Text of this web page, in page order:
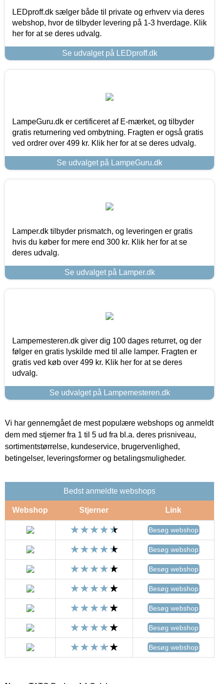
LEDproff.dk sælger både til private og erhverv via deres
webshop, hvor de tilbyder levering på 1-3 hverdage. Klik
her for at se deres udvalg.
Se udvalget på LEDproff.dk
LampeGuru.dk er certificeret af E-mærket, og tilbyder
gratis returnering ved ombytning. Fragten er også gratis
ved ordrer over 499 kr. Klik her for at se deres udvalg.
Se udvalget på LampeGuru.dk
Lamper.dk tilbyder prismatch, og leveringen er gratis
hvis du køber for mere end 300 kr. Klik her for at se
deres udvalg.
Se udvalget på Lamper.dk
Lampemesteren.dk giver dig 100 dages returret, og der
følger en gratis lyskilde med til alle lamper. Fragten er
gratis ved køb over 499 kr. Klik her for at se deres
udvalg.
Se udvalget på Lampemesteren.dk
Vi har gennemgået de mest populære webshops og anmeldt
dem med stjerner fra 1 til 5 ud fra bl.a. deres prisniveau,
sortimentstørrelse, kundeservice, brugervenlighed,
betingelser, leveringsformer og betalingsmuligheder.
Bedst anmeldte webshops
Webshop Stjerner Link
Besøg webshop
Besøg webshop
Besøg webshop
Besøg webshop
Besøg webshop
Besøg webshop
Besøg webshop